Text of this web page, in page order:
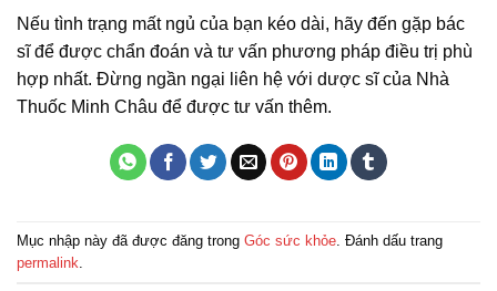
Nếu tình trạng mất ngủ của bạn kéo dài, hãy đến gặp bác
sĩ để được chẩn đoán và tư vấn phương pháp điều trị phù
hợp nhất. Đừng ngần ngại liên hệ với dược sĩ của Nhà
Thuốc Minh Châu để được tư vấn thêm.
Mục nhập này đã được đăng trong Góc sức khỏe . Đánh dấu trang
permalink